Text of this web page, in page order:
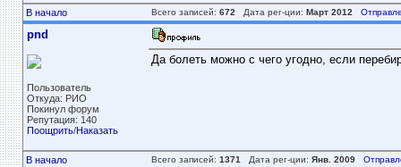
В начало Всего записей: 672 Дата рег-ции: Март 2012
pnd
Пользователь
Откуда: РИО
Покинул форум
Репутация: 140
Поощрить/Наказать
Да болеть можно с чего угодно, если
В начало Всего записей: 1371 Дата рег-ции: Янв. 2009